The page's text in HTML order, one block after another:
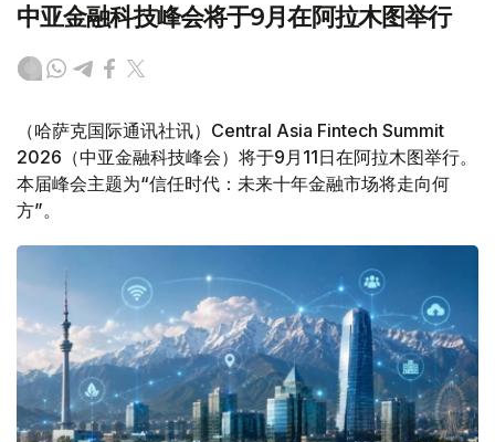
中亚金融科技峰会将于9月在阿拉木图举行
（哈萨克国际通讯社讯）Central Asia Fintech Summit
2026（中亚金融科技峰会）将于9月11日在阿拉木图举行。
本届峰会主题为“信任时代：未来十年金融市场将走向何
方”。